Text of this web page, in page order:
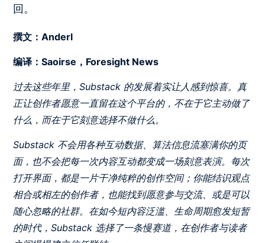
回。
撰文：Anderl
编译：Saoirse，Foresight News
过去这些年里，Substack 的发展着实让人感到惊喜。真
正让创作者愿意一直留在这个平台的，不在于它主动做了
什么，而在于它刻意选择不做什么。
Substack 不会用各种互动数据、算法信息流塞满你的页
面，也不会把每一次内容互动都变成一场刻意表演。每次
打开界面，都是一片干净纯粹的创作空间；你能结识观点
相合或相左的创作者，也能找到愿意参与交流、或是可以
随心忽略的社群。在如今短内容泛滥、生命周期愈发短暂
的时代，Substack 选择了一条慢赛道，在创作者与读者